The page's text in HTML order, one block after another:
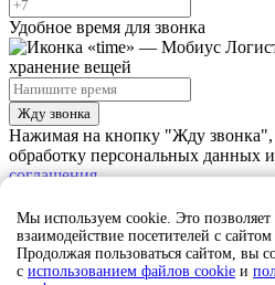
Удобное время для звонка
Жду звонка
Нажимая на кнопку "Жду звонка",
обработку персональных данных
соглашения
Ждите звонка, наш сотрудник
Закрыть
Мы используем cookie. Это позволяет
взаимодействие посетителей с
Продолжая пользоваться сайтом, вы
с использованием файлов cookie и